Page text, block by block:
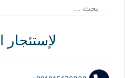
البحث
لإستئجار